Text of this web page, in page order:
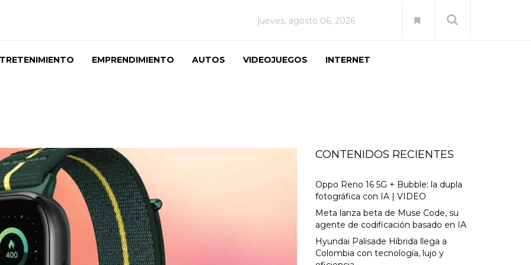
jueves, agosto 06, 2026
EMPRENDIMIENTO AUTOS VIDEOJUEGOS INTERNET
CONTENIDOS RECIENTES
Oppo Reno 16 5G + Bubble: la dupla
fotográfica con IA | VIDEO
Meta lanza beta de Muse Code, su
agente de codificación basado en IA
Hyundai Palisade Híbrida llega a
Colombia con tecnología, lujo y